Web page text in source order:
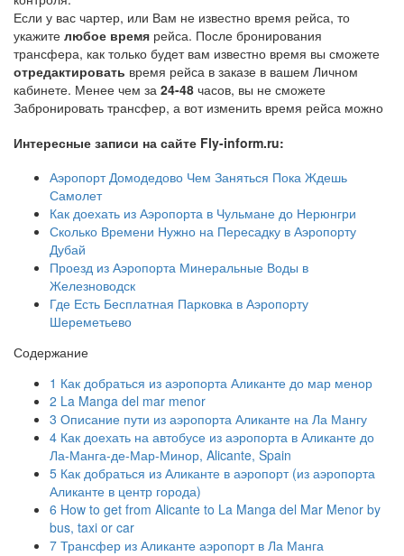
Если у вас чартер, или Вам не известно время рейса, то
укажите любое время рейса. После бронирования
трансфера, как только будет вам известно время вы сможете
отредактировать время рейса в заказе в вашем Личном
кабинете. Менее чем за 24-48 часов, вы не сможете
Забронировать трансфер, а вот изменить время рейса можно
Интересные записи на сайте Fly-inform.ru:
Аэропорт Домодедово Чем Заняться Пока Ждешь
Самолет
Как доехать из Аэропорта в Чульмане до Нерюнгри
Сколько Времени Нужно на Пересадку в Аэропорту
Дубай
Проезд из Аэропорта Минеральные Воды в
Железноводск
Где Есть Бесплатная Парковка в Аэропорту
Шереметьево
Содержание
1 Как добраться из аэропорта Аликанте до мар менор
2 La Manga del mar menor
3 Описание пути из аэропорта Аликанте на Ла Мангу
4 Как доехать на автобусе из аэропорта в Аликанте до
Ла-Манга-де-Мар-Минор, Alicante, Spain
5 Как добраться из Аликанте в аэропорт (из аэропорта
Аликанте в центр города)
6 How to get from Alicante to La Manga del Mar Menor by
bus, taxi or car
7 Трансфер из Аликанте аэропорт в Ла Манга